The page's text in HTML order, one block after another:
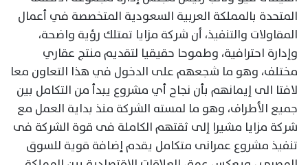
المتحدة بالمملكة العربية السعودية المتخصصة في أعمال
المقاولات والتنفيذ، أن شركة مزايا تمتلك رؤية واضحة،
وإدارة احترافية، وطموحا حقيقيا لتقديم منتج عقاري
مختلف، وهو ما شجعهم على الدخول في هذا التعاون معا
لافتا الى إيمانهم بأن نجاح أي مشروع يبدأ من التكامل بين
جميع الأطراف، وهو ما لمسته الشركة منذ بداية العمل مع
شركة مزايا مشيرا إلى ثقتهم الكاملة فى قوة الشركة فى
تنفيذ مشروع عمرانى متكامل يقدم إضافة قوية للسوق